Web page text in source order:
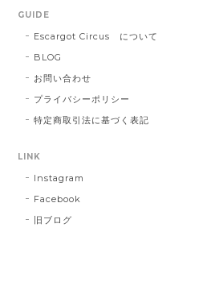
GUIDE
Escargot Circus について
BLOG
お問い合わせ
プライバシーポリシー
特定商取引法に基づく表記
LINK
Instagram
Facebook
旧ブログ